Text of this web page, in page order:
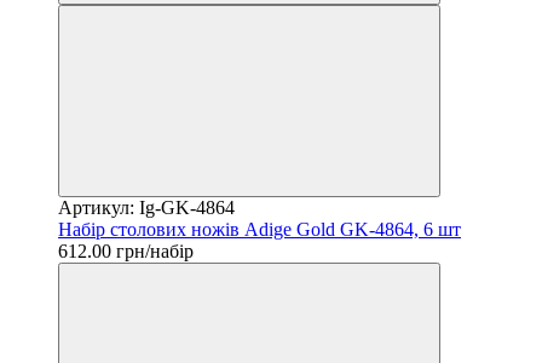
Артикул: Ig-GK-4864
Набір столових ножів Adige Gold GK-4864, 6 шт
612.00 грн/набір